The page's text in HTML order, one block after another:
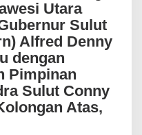
Utara
Sulut
Alfred Denny
dengan
Pimpinan
Sulut Conny
Atas,